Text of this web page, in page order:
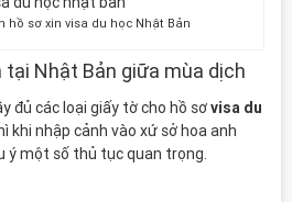
hồ sơ xin visa du học Nhật Bản
tại Nhật Bản giữa mùa dịch
đủ các loại giấy tờ cho hồ sơvisa du
khi nhập cảnh vào xứ sở hoa anh
ý một số thủ tục quan trọng.